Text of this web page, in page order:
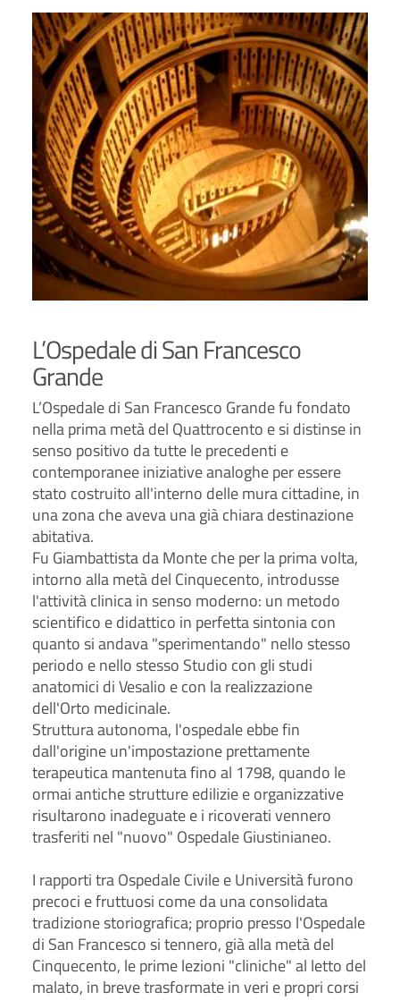
L’Ospedale di San Francesco
Grande
L’Ospedale di San Francesco Grande fu fondato
nella prima metà del Quattrocento e si distinse in
senso positivo da tutte le precedenti e
contemporanee iniziative analoghe per essere
stato costruito all'interno delle mura cittadine, in
una zona che aveva una già chiara destinazione
abitativa.
Fu Giambattista da Monte che per la prima volta,
intorno alla metà del Cinquecento, introdusse
l'attività clinica in senso moderno: un metodo
scientifico e didattico in perfetta sintonia con
quanto si andava "sperimentando" nello stesso
periodo e nello stesso Studio con gli studi
anatomici di Vesalio e con la realizzazione
dell'Orto medicinale.
Struttura autonoma, l'ospedale ebbe fin
dall'origine un'impostazione prettamente
terapeutica mantenuta fino al 1798, quando le
ormai antiche strutture edilizie e organizzative
risultarono inadeguate e i ricoverati vennero
trasferiti nel "nuovo" Ospedale Giustinianeo.
I rapporti tra Ospedale Civile e Università furono
precoci e fruttuosi come da una consolidata
tradizione storiografica; proprio presso l'Ospedale
di San Francesco si tennero, già alla metà del
Cinquecento, le prime lezioni "cliniche" al letto del
malato, in breve trasformate in veri e propri corsi